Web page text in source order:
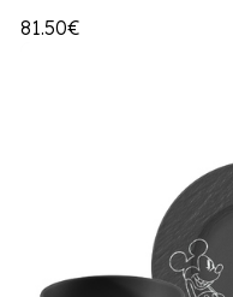
81.50€